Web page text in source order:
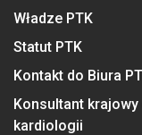
Władze PTK
Statut PTK
Kontakt do Biura
Konsultant krajowy
kardiologii